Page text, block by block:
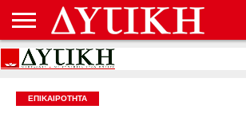
ΑΡΧΙΚΉ
ΕΠΙΚΟΙΝΩΝΊΑ
ΌΡΟΙ
ΠΡΟΣΤΑΣΊΑ
ΔΕΔΟΜΈΝΩΝ
ΕΠΙΚΑΙΡΟΤΗΤΑ